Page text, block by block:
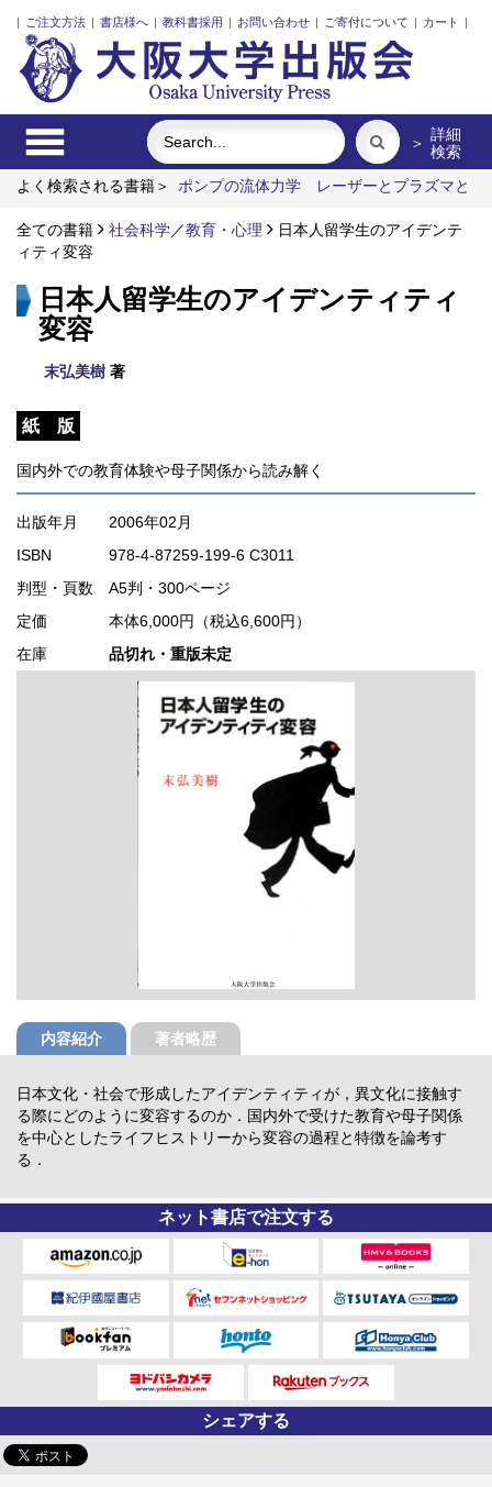
| ご注文方法 | 書店様へ | 教科書採用 | お問い合わせ | ご寄付について | カート |
＞ 詳細
検索
よく検索される書籍＞
ポンプの流体力学
レーザーとプラズマと
は腸にくる
全ての書籍 社会科学／教育・心理
日本人留学生のアイデンテ
ィティ変容
日本人留学生のアイデンティティ
変容
末弘美樹 著
紙 版
国内外での教育体験や母子関係から読み解く
出版年月
2006年02月
ISBN
978-4-87259-199-6 C3011
判型・頁数 A5判・300ページ
定価
本体6,000円（税込6,600円）
在庫
品切れ・重版未定
内容紹介 著者略歴
日本文化・社会で形成したアイデンティティが，異文化に接触す
る際にどのように変容するのか．国内外で受けた教育や母子関係
を中心としたライフヒストリーから変容の過程と特徴を論考す
る．
ネット書店で注文する
シェアする